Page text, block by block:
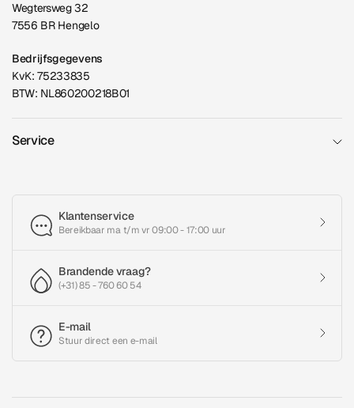
Wegtersweg 32
7556 BR Hengelo
Bedrijfsgegevens
KvK: 75233835
BTW: NL860200218B01
Service
Klantenservice
Bereikbaar ma t/m vr 09:00 - 17:00 uur
Brandende vraag?
(+31) 85 - 760 60 54
E-mail
Stuur direct een e-mail